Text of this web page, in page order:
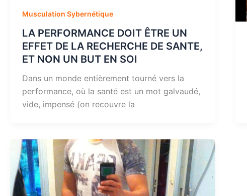
Musculation Sybernétique
LA PERFORMANCE DOIT ÊTRE UN
EFFET DE LA RECHERCHE DE SANTE,
ET NON UN BUT EN SOI
Dans un monde entièrement tourné vers la
performance, où la santé est un mot galvaudé,
vide, impensé (on recouvre la